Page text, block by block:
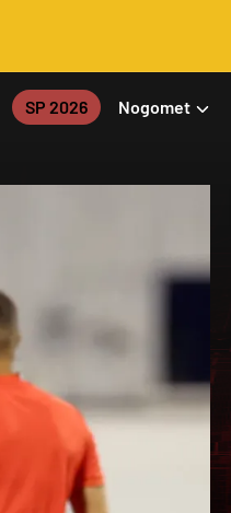
SP 2026 Nogomet